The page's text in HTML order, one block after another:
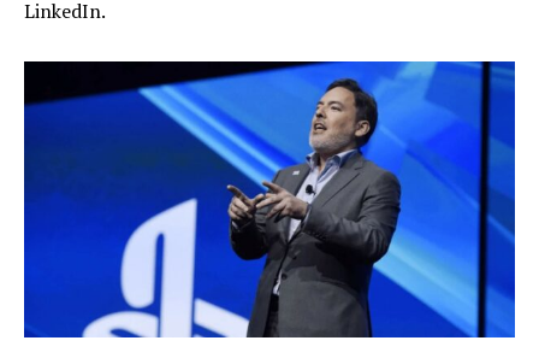
LinkedIn.